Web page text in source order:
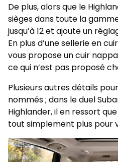
De plus, alors que le
sièges dans toute la
jusqu’à 12 et ajoute un
En plus d’une sellerie en
vous propose un cuir
ce qui n’est pas proposé
Plusieurs autres détails
nommés ; dans le duel
Highlander, il en ressort
tout simplement plus pour